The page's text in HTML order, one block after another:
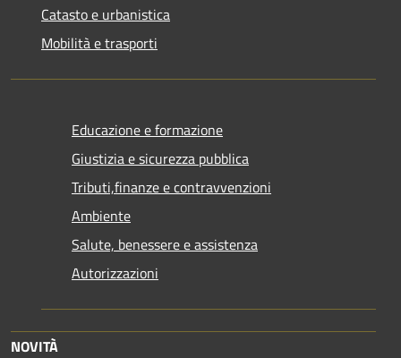
Catasto e urbanistica
Mobilità e trasporti
Educazione e formazione
Giustizia e sicurezza pubblica
Tributi,finanze e contravvenzioni
Ambiente
Salute, benessere e assistenza
Autorizzazioni
NOVITÀ